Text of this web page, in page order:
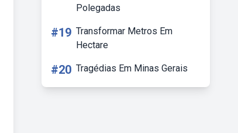
Polegadas
#19 Transformar Metros Em
Hectare
#20 Tragédias Em Minas Gerais